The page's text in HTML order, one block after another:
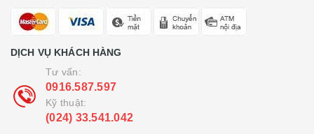
DỊCH VỤ KHÁCH HÀNG
Tư vấn:
0916.587.597
Kỹ thuật:
(024) 33.541.042